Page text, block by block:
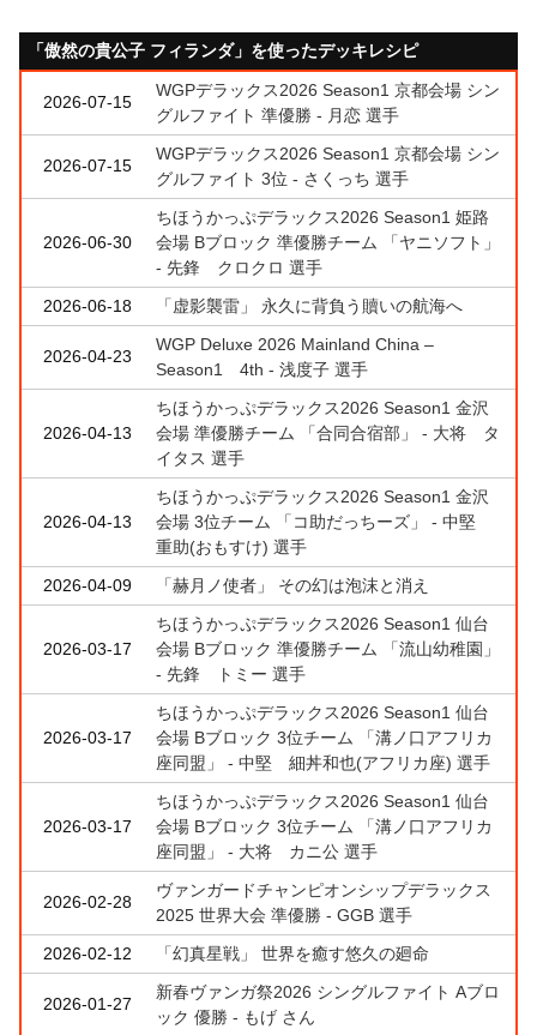
「傲然の貴公子 フィランダ」を使ったデッキレシピ
2026-07-15
WGPデラックス2026 Season1 京都会場 シン
グルファイト 準優勝 - 月恋 選手
2026-07-15
WGPデラックス2026 Season1 京都会場 シン
グルファイト 3位 - さくっち 選手
2026-06-30
ちほうかっぷデラックス2026 Season1 姫路
会場 Bブロック 準優勝チーム 「ヤニソフト」
- 先鋒 クロクロ 選手
2026-06-18
「虚影襲雷」 永久に背負う贖いの航海へ
2026-04-23
WGP Deluxe 2026 Mainland China –
Season1 4th - 浅度子 選手
2026-04-13
ちほうかっぷデラックス2026 Season1 金沢
会場 準優勝チーム 「合同合宿部」 - 大将 タ
イタス 選手
2026-04-13
ちほうかっぷデラックス2026 Season1 金沢
会場 3位チーム 「コ助だっちーズ」 - 中堅
重助(おもすけ) 選手
2026-04-09
「赫月ノ使者」 その幻は泡沫と消え
2026-03-17
ちほうかっぷデラックス2026 Season1 仙台
会場 Bブロック 準優勝チーム 「流山幼稚園」
- 先鋒 トミー 選手
2026-03-17
ちほうかっぷデラックス2026 Season1 仙台
会場 Bブロック 3位チーム 「溝ノ口アフリカ
座同盟」 - 中堅 細丼和也(アフリカ座) 選手
2026-03-17
ちほうかっぷデラックス2026 Season1 仙台
会場 Bブロック 3位チーム 「溝ノ口アフリカ
座同盟」 - 大将 カニ公 選手
2026-02-28
ヴァンガードチャンピオンシップデラックス
2025 世界大会 準優勝 - GGB 選手
2026-02-12
「幻真星戦」 世界を癒す悠久の廻命
2026-01-27
新春ヴァンガ祭2026 シングルファイト Aブロ
ック 優勝 - もげ さん